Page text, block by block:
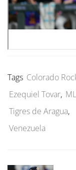
Tags Colorado
Ezequiel Tovar,
Tigres de Aragua,
Venezuela